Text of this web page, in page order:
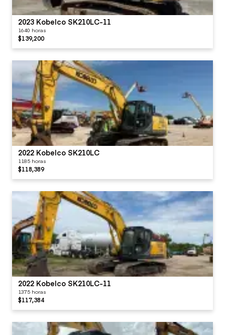
2023 Kobelco SK210LC-11
1640 horas
$139,200
2022 Kobelco SK210LC
1185 horas
$118,389
2022 Kobelco SK210LC-11
1375 horas
$117,384